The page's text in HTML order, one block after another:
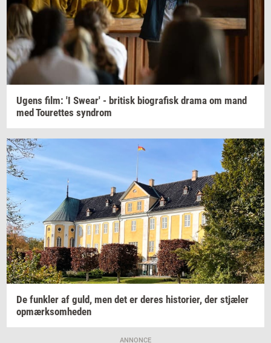
Ugens film: 'I Swear' - bri­tisk bi­o­gra­fisk drama om mand
medTou­ret­tes syn­drom
De funk­ler af guld, men det er deres hi­sto­ri­er, der stjæ­ler
op­mærk­som­he­den
ANNONCE